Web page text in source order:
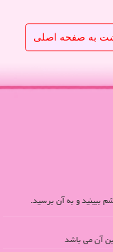
به صفحه اصلی
ببینید و به آن برسید.